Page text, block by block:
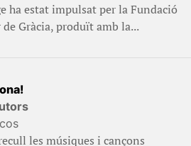
ha estat impulsat per la Fundació
Gràcia, produït amb la...
les músiques i cançons